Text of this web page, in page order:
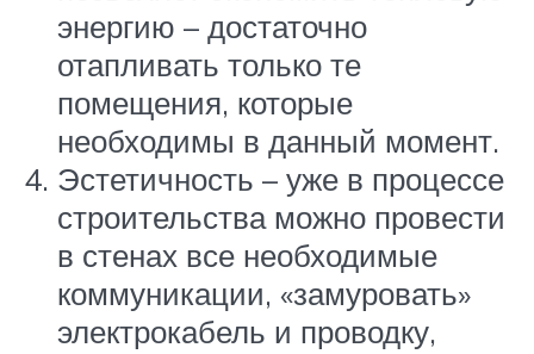
энергию – достаточно
отапливать только те
помещения, которые
необходимы в данный момент.
Эстетичность – уже в процессе
строительства можно провести
в стенах все необходимые
коммуникации, «замуровать»
электрокабель и проводку,